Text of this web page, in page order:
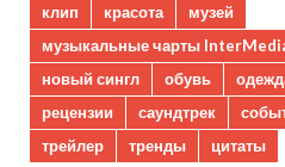
клип
красота
музей
музыкальные чарты
новый сингл
обувь
рецензии
саундтрек
трейлер
тренды цитаты